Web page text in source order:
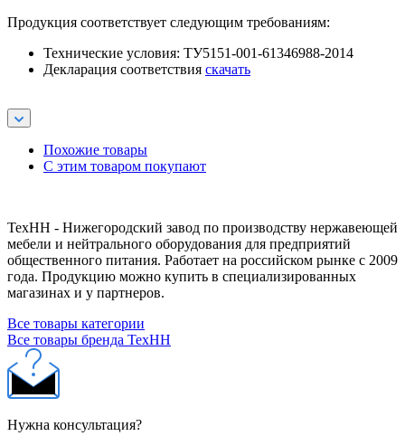
Продукция соответствует следующим требованиям:
Технические условия: ТУ5151-001-61346988-2014
Декларация соответствия скачать
Похожие товары
С этим товаром покупают
ТехНН - Нижегородский завод по производству нержавеющей
мебели и нейтрального оборудования для предприятий
общественного питания. Работает на российском рынке с 2009
года. Продукцию можно купить в специализированных
магазинах и у партнеров.
Все товары категории
Все товары бренда ТехНН
Нужна консультация?